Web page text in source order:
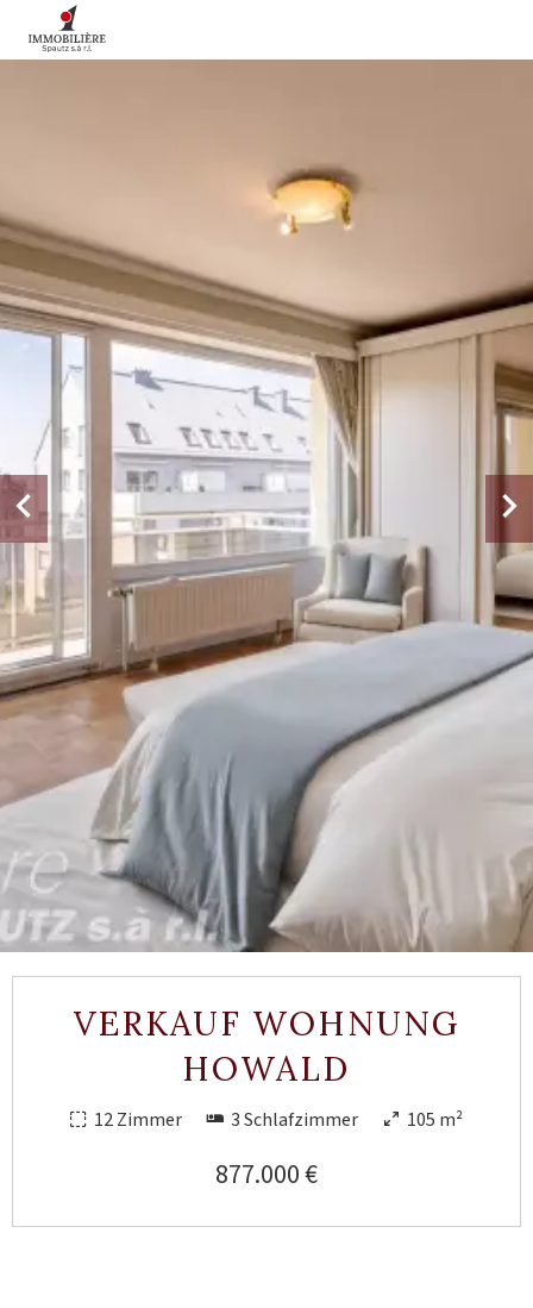
VERKAUF WOHNUNG
HOWALD
12 Zimmer 3 Schlafzimmer 105 m²
877.000 €